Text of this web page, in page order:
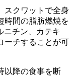
スクワットで全身
時間の脂肪燃焼を
ニチン、カテキ
ーチすることが可
以降の食事を断